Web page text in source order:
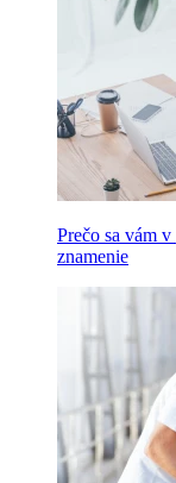
Prečo sa vám
znamenie